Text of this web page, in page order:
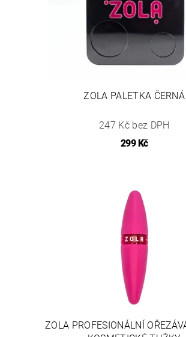
ZOLA PALETKA ČERNÁ
247 Kč bez DPH
299 Kč
ZOLA PROFESIONÁLNÍ